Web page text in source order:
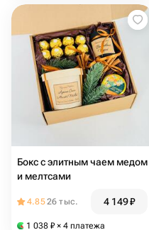
Бокс с элитным чаем медом
и мелтсами
4.8526 тыс. 4 149₽
1 038 ₽ × 4 платежа